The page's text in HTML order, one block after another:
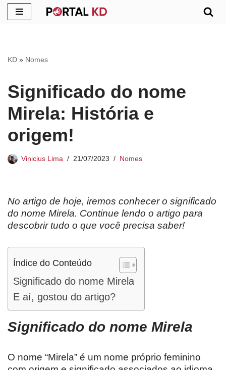
conteúdo
KD » Nomes
Significado do nome
Mirela: História e
origem!
Vinicius Lima 21/07/2023 Nomes
No artigo de hoje, iremos conhecer o significado
do nome Mirela. Continue lendo o artigo para
descobrir tudo o que você precisa saber!
Índice do Conteúdo
Significado do nome Mirela
E aí, gostou do artigo?
Significado do nome Mirela
O nome “Mirela” é um nome próprio feminino